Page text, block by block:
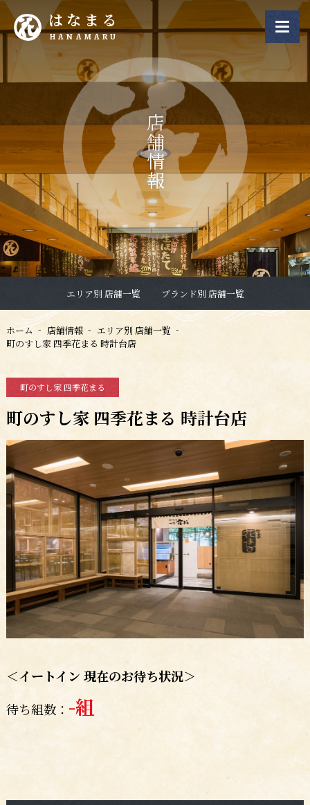
はなまる
HANAMARU
店舗情報
エリア別 店舗一覧 ブランド別 店舗一覧
ホーム 店舗情報
エリア別 店舗一覧
町のすし家 四季花まる 時計台店
町のすし家 四季花まる 時計台店
町のすし家 四季花まる
＜イートイン 現在のお待ち状況＞
待ち組数： -組